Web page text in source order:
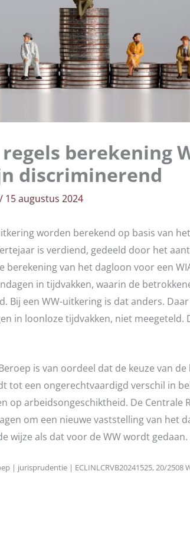
berekening
discriminerend
/ 15 augustus 2024
worden berekend op basis van
is verdiend, gedeeld door het
berekening van het dagloon voor een
in tijdvakken, waarin de
Bij een WW-uitkering is dat anders.
in loonloze tijdvakken, niet meegeteld.
is van oordeel dat de keuze van
tot een ongerechtvaardigd verschil in
op arbeidsongeschiktheid. De Centrale
om een nieuwe vaststelling van het
wijze als dat voor de WW wordt gedaan.
| jurisprudentie | ECLINLCRVB20241525, 20/2508